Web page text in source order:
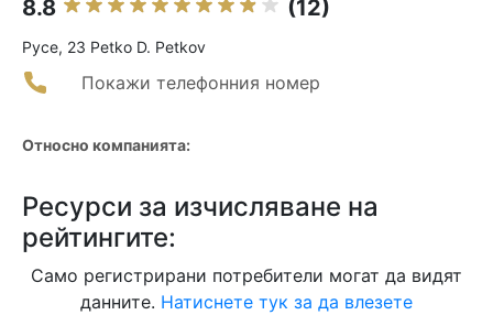
8.8 (12)
Русе, 23 Petko D. Petkov
Покажи телефонния номер
Относно компанията:
Ресурси за изчисляване на
рейтингите:
Само регистрирани потребители могат да видят
данните. Натиснете тук за да влезете